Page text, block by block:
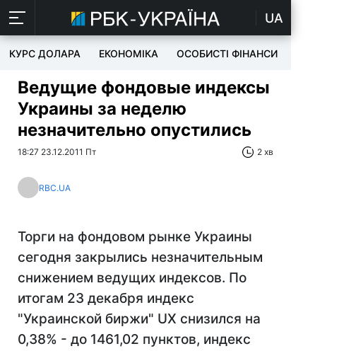
UA
КУРС ДОЛАРА ЕКОНОМІКА ОСОБИСТІ ФІНАНСИ
Ведущие фондовые индексы
Украины за неделю
незначительно опустились
18:27 23.12.2011 Пт 2 хв
RBC.UA
Торги на фондовом рынке Украины
сегодня закрылись незначительным
снижением ведущих индексов. По
итогам 23 декабря индекс
"Украинской биржи" UX снизился на
0,38% - до 1461,02 пунктов, индекс